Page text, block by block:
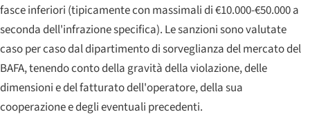
fasce inferiori (tipicamente con massimali di €10.000-€50.000 a
seconda dell'infrazione specifica). Le sanzioni sono valutate
caso per caso dal dipartimento di sorveglianza del mercato del
BAFA, tenendo conto della gravità della violazione, delle
dimensioni e del fatturato dell'operatore, della sua
cooperazione e degli eventuali precedenti.